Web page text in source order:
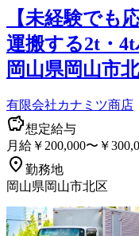
【未経験でも
運搬する2t・4t
岡山県岡山市
有限会社カナミツ商店
想定給与
月給￥200,000〜￥
勤務地
岡山県岡山市北区